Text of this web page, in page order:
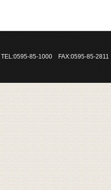
85-1000 FAX:0595-85-2811